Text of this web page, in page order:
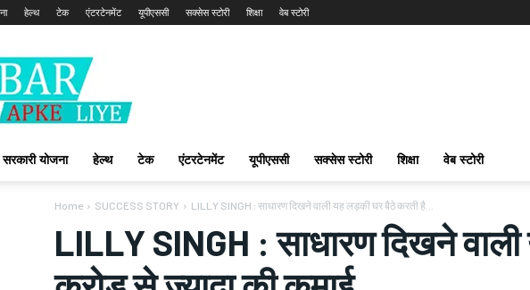
हेल्थ टेक एंटरटेनमेंट यूपीएससी सक्सेस स्टोरी शिक्षा वेब स्टोरी
Khabarapkeliye.com
सरकारी योजना हेल्थ टेक एंटरटेनमेंट यूपीएससी सक्सेस स्टोरी शिक्षा वेब स्टोरी
Home SUCCESS STORY LILLY SINGH : साधारण दिखने वाली यह लड़की घर बैठे करती है...
LILLY SINGH : साधारण दिखने